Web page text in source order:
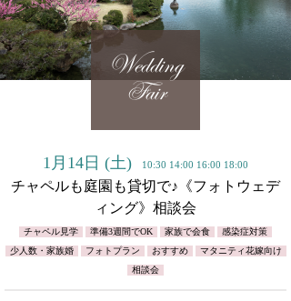
Wedding
Fair
1月14日 (土) 10:30 14:00 16:00 18:00
チャペルも庭園も貸切で♪《フォトウェデ
ィング》相談会
チャペル見学 準備3週間でOK 家族で会食
感染症対策
少人数・家族婚
フォトプラン おすすめ
マタニティ花嫁向け
相談会